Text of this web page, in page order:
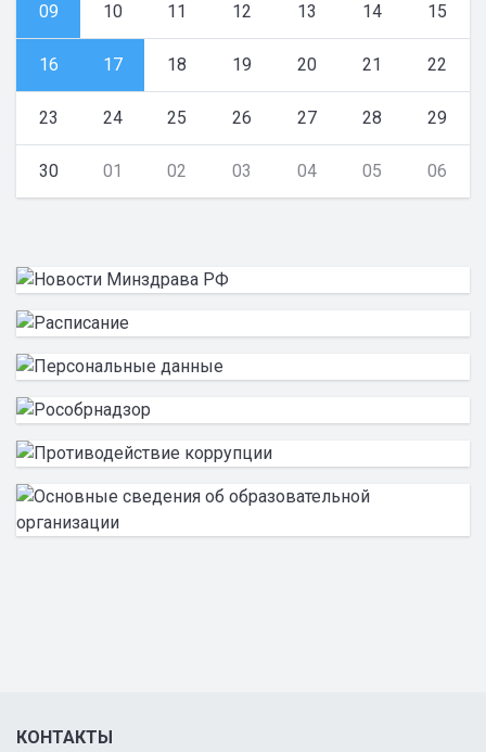
09 10 11 12 13 14 15
16 17 18 19 20 21 22
23 24 25 26 27 28 29
30 01 02 03 04 05 06
КОНТАКТЫ